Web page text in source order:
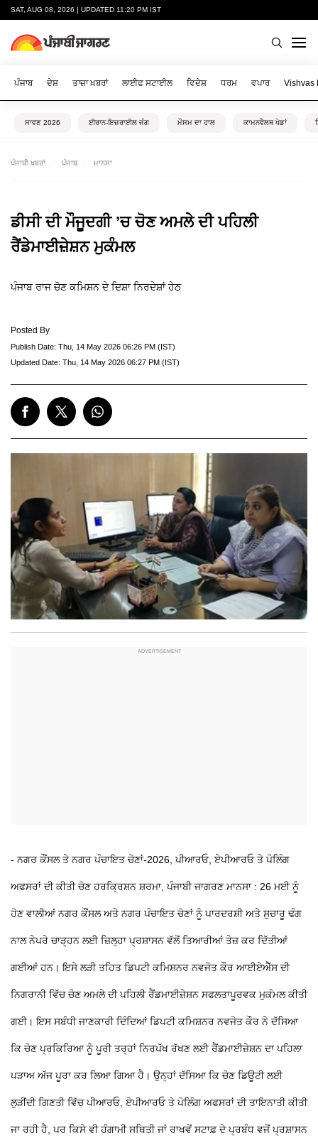
SAT, AUG 08, 2026 | UPDATED 11:20 PM IST
ਪੰਜਾਬ ਦੇਸ਼ ਤਾਜ਼ਾ ਖ਼ਬਰਾਂ ਲਾਈਫ ਸਟਾਈਲ ਵਿਦੇਸ਼ ਧਰਮ ਵਪਾਰ Vishvas
ਸਾਵਣ 2026 ਈਰਾਨ-ਇਜ਼ਰਾਈਲ ਜੰਗ ਮੌਸਮ ਦਾ ਹਾਲ ਕਾਮਨਵੈਲਥ ਖੇਡਾਂ
ਪੰਜਾਬੀ ਖ਼ਬਰਾਂ ਪੰਜਾਬ ਮਾਨਸਾ
ਡੀਸੀ ਦੀ ਮੌਜੂਦਗੀ ’ਚ ਚੋਣ ਅਮਲੇ ਦੀ ਪਹਿਲੀ
ਰੈਂਡੇਮਾਈਜ਼ੇਸ਼ਨ ਮੁਕੰਮਲ
ਪੰਜਾਬ ਰਾਜ ਚੋਣ ਕਮਿਸ਼ਨ ਦੇ ਦਿਸ਼ਾ ਨਿਰਦੇਸ਼ਾਂ ਹੇਠ
Posted By
Publish Date: Thu, 14 May 2026 06:26 PM (IST)
Updated Date: Thu, 14 May 2026 06:27 PM (IST)
- ਨਗਰ ਕੌਂਸਲ ਤੇ ਨਗਰ ਪੰਚਾਇਤ ਚੋਣਾਂ-2026, ਪੀਆਰਓ, ਏਪੀਆਰਓ ਤੇ ਪੋਲਿੰਗ
ਅਫਸਰਾਂ ਦੀ ਕੀਤੀ ਚੋਣ ਹਰਕ੍ਰਿਸ਼ਨ ਸ਼ਰਮਾ, ਪੰਜਾਬੀ ਜਾਗਰਣਮਾਨਸਾ : 26 ਮਈ ਨੂੰ
ਹੋਣ ਵਾਲੀਆਂ ਨਗਰ ਕੌਂਸਲ ਅਤੇ ਨਗਰ ਪੰਚਾਇਤ ਚੋਣਾਂ ਨੂੰ ਪਾਰਦਰਸ਼ੀ ਅਤੇ ਸੁਚਾਰੂ ਢੰਗ
ਨਾਲ ਨੇਪਰੇ ਚਾੜ੍ਹਨ ਲਈ ਜ਼ਿਲ੍ਹਾ ਪ੍ਰਸ਼ਾਸਨ ਵੱਲੋਂ ਤਿਆਰੀਆਂ ਤੇਜ਼ ਕਰ ਦਿੱਤੀਆਂ
ਗਈਆਂ ਹਨ। ਇਸੇ ਲੜੀ ਤਹਿਤ ਡਿਪਟੀ ਕਮਿਸ਼ਨਰ ਨਵਜੋਤ ਕੌਰ ਆਈਏਐੱਸ ਦੀ
ਨਿਗਰਾਨੀ ਵਿੱਚ ਚੋਣ ਅਮਲੇ ਦੀ ਪਹਿਲੀ ਰੈਂਡਮਾਈਜ਼ੇਸ਼ਨ ਸਫਲਤਾਪੂਰਵਕ ਮੁਕੰਮਲ ਕੀਤੀ
ਗਈ। ਇਸ ਸਬੰਧੀ ਜਾਣਕਾਰੀ ਦਿੰਦਿਆਂ ਡਿਪਟੀ ਕਮਿਸ਼ਨਰ ਨਵਜੋਤ ਕੌਰ ਨੇ ਦੱਸਿਆ
ਕਿ ਚੋਣ ਪ੍ਰਕਿਰਿਆ ਨੂੰ ਪੂਰੀ ਤਰ੍ਹਾਂ ਨਿਰਪੱਖ ਰੱਖਣ ਲਈ ਰੈਂਡਮਾਈਜ਼ੇਸ਼ਨ ਦਾ ਪਹਿਲਾ
ਪੜਾਅ ਅੱਜ ਪੂਰਾ ਕਰ ਲਿਆ ਗਿਆ ਹੈ। ਉਨ੍ਹਾਂ ਦੱਸਿਆ ਕਿ ਚੋਣ ਡਿਊਟੀ ਲਈ
ਲੁੜੀਂਦੀ ਗਿਣਤੀ ਵਿੱਚ ਪੀਆਰਓ, ਏਪੀਆਰਓ ਤੇ ਪੋਲਿੰਗ ਅਫਸਰਾਂ ਦੀ ਤਾਇਨਾਤੀ ਕੀਤੀ
ਜਾ ਰਹੀ ਹੈ, ਪਰ ਕਿਸੇ ਵੀ ਹੰਗਾਮੀ ਸਥਿਤੀ ਜਾਂ ਰਾਖਵੇਂ ਸਟਾਫ਼ ਦੇ ਪ੍ਰਬੰਧ ਵਜੋਂ ਪ੍ਰਸ਼ਾਸਨ